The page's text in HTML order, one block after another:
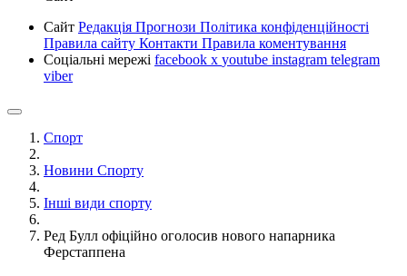
Сайт Редакція Прогнози Політика конфіденційності
Правила сайту Контакти Правила коментування
Соціальні мережі facebook x youtube instagram telegram
viber
Спорт
Новини Спорту
Інші види спорту
Ред Булл офіційно оголосив нового напарника
Ферстаппена